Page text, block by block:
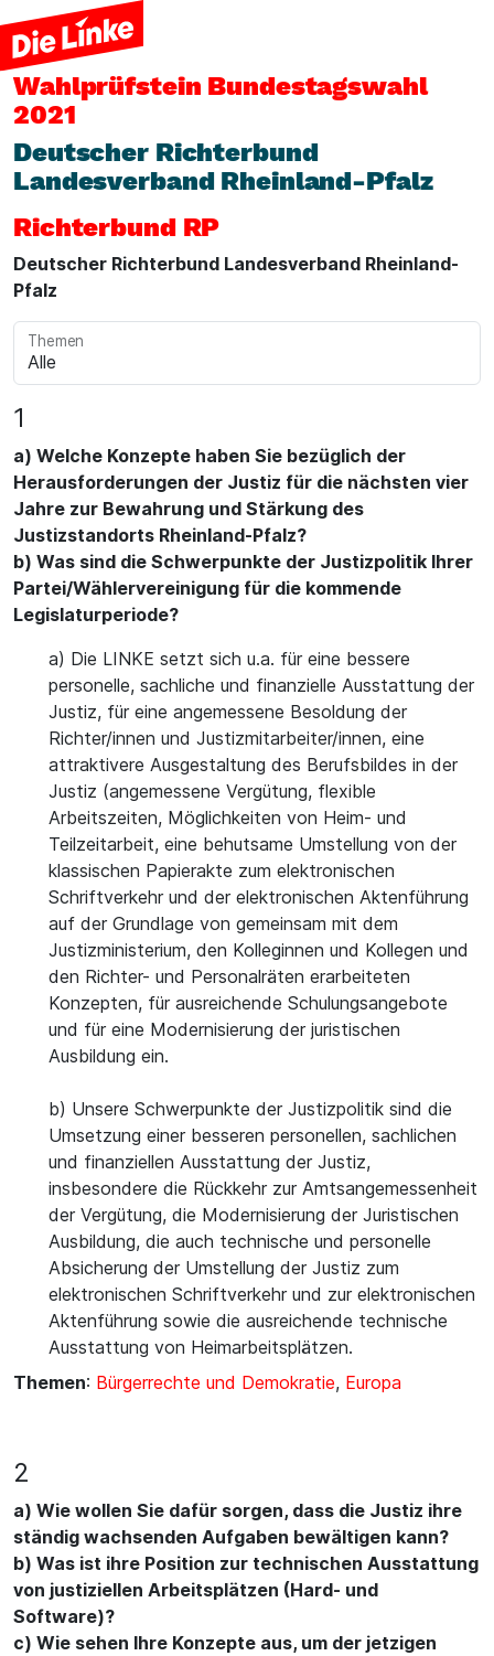
Wahlprüfstein Bundestagswahl
2021
Deutscher Richterbund
Landesverband Rheinland-Pfalz
Richterbund RP
Deutscher Richterbund Landesverband Rheinland-
Pfalz
Themen
1
a) Welche Konzepte haben Sie bezüglich der
Herausforderungen der Justiz für die nächsten vier
Jahre zur Bewahrung und Stärkung des
Justizstandorts Rheinland-Pfalz?
b) Was sind die Schwerpunkte der Justizpolitik Ihrer
Partei/Wählervereinigung für die kommende
Legislaturperiode?
a) Die LINKE setzt sich u.a. für eine bessere
personelle, sachliche und finanzielle Ausstattung der
Justiz, für eine angemessene Besoldung der
Richter/innen und Justizmitarbeiter/innen, eine
attraktivere Ausgestaltung des Berufsbildes in der
Justiz (angemessene Vergütung, flexible
Arbeitszeiten, Möglichkeiten von Heim- und
Teilzeitarbeit, eine behutsame Umstellung von der
klassischen Papierakte zum elektronischen
Schriftverkehr und der elektronischen Aktenführung
auf der Grundlage von gemeinsam mit dem
Justizministerium, den Kolleginnen und Kollegen und
den Richter- und Personalräten erarbeiteten
Konzepten, für ausreichende Schulungsangebote
und für eine Modernisierung der juristischen
Ausbildung ein.
b) Unsere Schwerpunkte der Justizpolitik sind die
Umsetzung einer besseren personellen, sachlichen
und finanziellen Ausstattung der Justiz,
insbesondere die Rückkehr zur Amtsangemessenheit
der Vergütung, die Modernisierung der Juristischen
Ausbildung, die auch technische und personelle
Absicherung der Umstellung der Justiz zum
elektronischen Schriftverkehr und zur elektronischen
Aktenführung sowie die ausreichende technische
Ausstattung von Heimarbeitsplätzen.
Themen: Bürgerrechte und Demokratie, Europa
2
a) Wie wollen Sie dafür sorgen, dass die Justiz ihre
ständig wachsenden Aufgaben bewältigen kann?
b) Was ist ihre Position zur technischen Ausstattung
von justiziellen Arbeitsplätzen (Hard- und
Software)?
c) Wie sehen Ihre Konzepte aus, um der jetzigen